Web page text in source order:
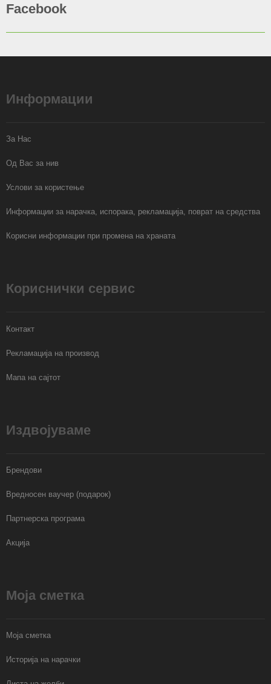
Facebook
Информации
За Нас
Од Вас за нив
Услови за користење
Информации за нарачка, испорака, рекламација, поврат на средства
Корисни информации при промена на храната
Кориснички сервис
Контакт
Рекламација на производ
Мапа на сајтот
Издвојуваме
Брендови
Вредносен ваучер (подарок)
Партнерска програма
Акција
Моја сметка
Моја сметка
Историја на нарачки